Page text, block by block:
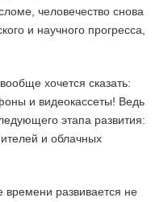
человечество снова
и научного прогресса,
хочется сказать:
и видеокассеты! Ведь
этапа развития:
и облачных
времени развивается не